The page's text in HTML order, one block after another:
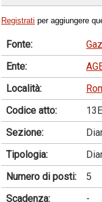
Registrati per aggiungere
Fonte:
Ente:
Località:
Codice atto:
Sezione:
Tipologia:
Numero di posti:
5
Scadenza:
-